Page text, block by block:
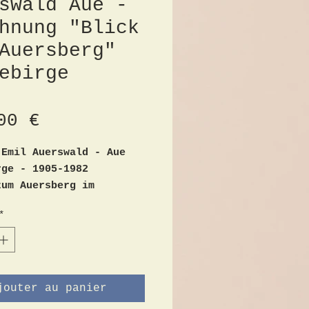
Aue -
"Blick
€
Emil Auerswald - Aue
- 1905-1982
Auersberg im
links
hinter Glas, mit
20,5cm x 14,5cm
au panier